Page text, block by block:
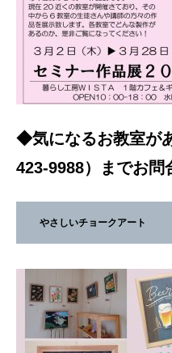
◆気になるお教室が
423-9988）までお
やさしいチョークアート